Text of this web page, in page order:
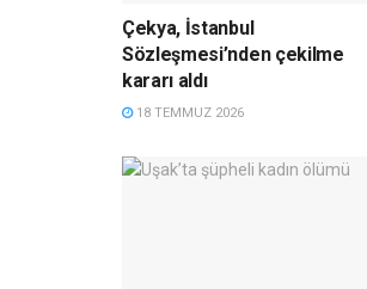
Çekya, İstanbul
Sözleşmesi’nden çekilme
kararı aldı
18 TEMMUZ 2026